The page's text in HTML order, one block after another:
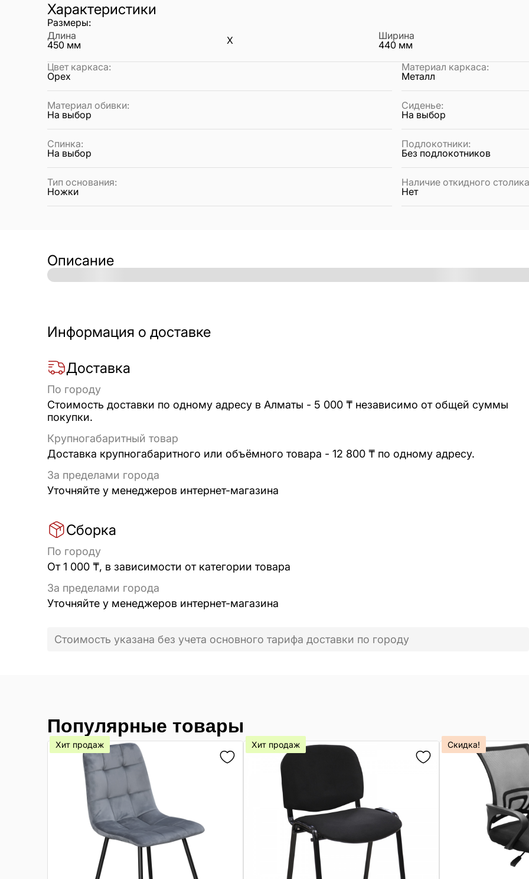
Характеристики
Размеры:
Длина
450 мм X
Ширина
440 мм
Цвет каркаса:
Орех
Материал каркаса:
Металл
Материал обивки:
На выбор
Сиденье:
На выбор
Спинка:
На выбор
Подлокотники:
Без подлокотников
Тип основания:
Ножки
Наличие откидного столика
Нет
Описание
Информация о доставке
Доставка
По городу
Стоимость доставки по одному адресу в Алматы - 5 000 ₸ независимо от общей суммы
покупки.
Крупногабаритный товар
Доставка крупногабаритного или объёмного товара - 12 800 ₸ по одному адресу.
За пределами города
Уточняйте у менеджеров интернет-магазина
Сборка
По городу
От 1 000 ₸, в зависимости от категории товара
За пределами города
Уточняйте у менеджеров интернет-магазина
Стоимость указана без учета основного тарифа доставки по городу
Популярные товары
Хит продаж Хит продаж Скидка!